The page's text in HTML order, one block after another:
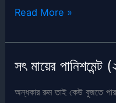
সৎ
পানিশমেন্ট
পর্ব)
Read More »
সৎ মায়ের পানিশমেন্ট
অন্ধকার রুম তাই কেউ বুজতে